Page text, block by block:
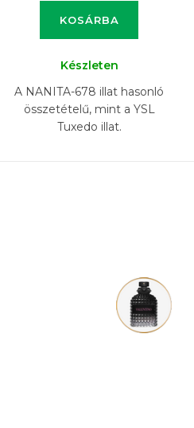
KOSÁRBA
Készleten
A NANITA-678 illat hasonló
összetételű, mint a YSL
Tuxedo illat.